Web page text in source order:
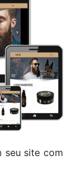
seu site com